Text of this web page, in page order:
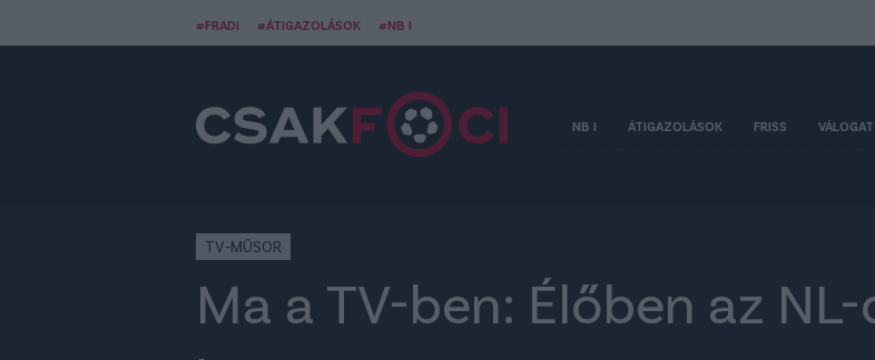
#FRADI #ÁTIGAZOLÁSOK #NB I
NB I ÁTIGAZOLÁSOK FRISS
TV-MŰSOR
Ma a TV-ben: Élőben az